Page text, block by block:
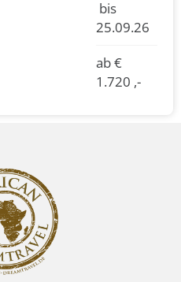
bis
25.09.26
ab €
1.720 ,-